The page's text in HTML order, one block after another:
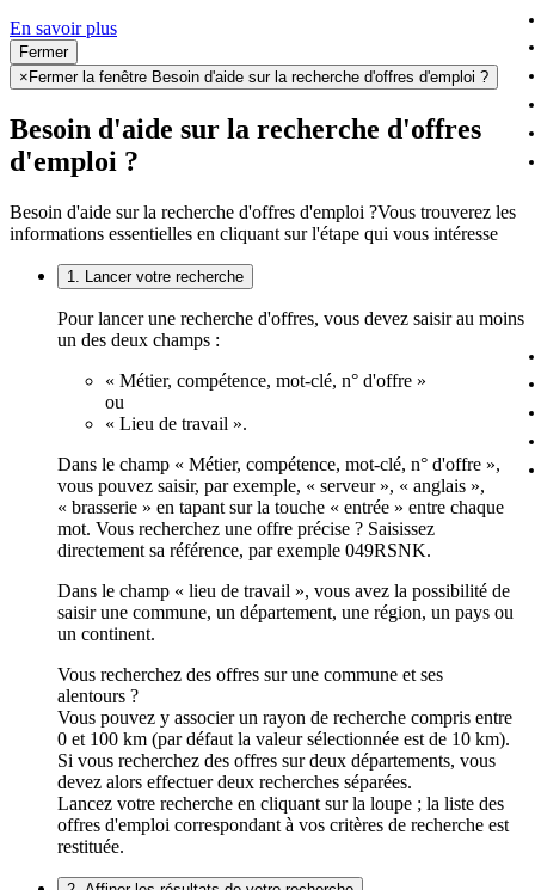
En savoir plus
Fermer
× Fermer la fenêtre Besoin d'aide sur la recherche d'offres d'emploi ?
Besoin d'aide sur la recherche d'offres
d'emploi ?
Besoin d'aide sur la recherche d'offres d'emploi ?Vous trouverez les
informations essentielles en cliquant sur l'étape qui vous intéresse
1. Lancer votre recherche
Pour lancer une recherche d'offres, vous devez saisir au moins
un des deux champs :
« Métier, compétence, mot-clé, n° d'offre »
ou
« Lieu de travail ».
Dans le champ « Métier, compétence, mot-clé, n° d'offre »,
vous pouvez saisir, par exemple, « serveur », « anglais »,
« brasserie » en tapant sur la touche « entrée » entre chaque
mot. Vous recherchez une offre précise ? Saisissez
directement sa référence, par exemple 049RSNK.
Dans le champ « lieu de travail », vous avez la possibilité de
saisir une commune, un département, une région, un pays ou
un continent.
Vous recherchez des offres sur une commune et ses
alentours ?
Vous pouvez y associer un rayon de recherche compris entre
0 et 100 km (par défaut la valeur sélectionnée est de 10 km).
Si vous recherchez des offres sur deux départements, vous
devez alors effectuer deux recherches séparées.
Lancez votre recherche en cliquant sur la loupe ; la liste des
offres d'emploi correspondant à vos critères de recherche est
restituée.